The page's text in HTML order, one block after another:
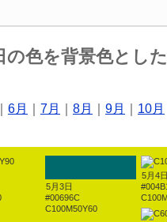
の色を背景色とし
6月 7月 8月 9月 10月
5月3日
#00696C
C100M50Y60
5月4日